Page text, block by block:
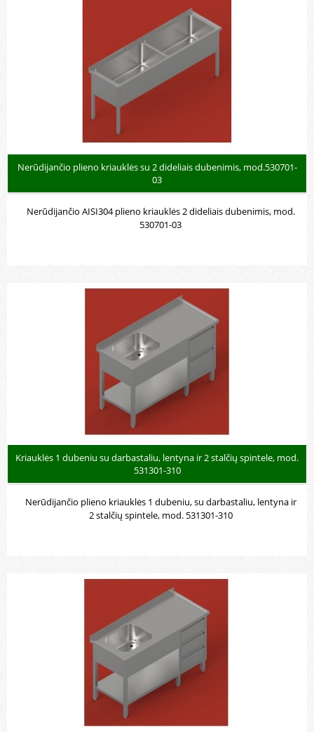
Nerūdijančio plieno kriauklės su 2 dideliais dubenimis, mod.530701-
03
Nerūdijančio AISI304 plieno kriauklės 2 dideliais dubenimis, mod.
530701-03
Kriauklės 1 dubeniu su darbastaliu, lentyna ir 2 stalčių spintele, mod.
531301-310
Nerūdijančio plieno kriauklės 1 dubeniu, su darbastaliu, lentyna ir
2 stalčių spintele, mod. 531301-310